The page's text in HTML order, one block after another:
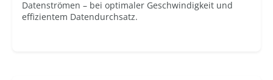
Datenströmen – bei optimaler Geschwindigkeit und
effizientem Datendurchsatz.